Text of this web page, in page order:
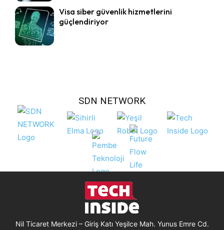
Visa siber güvenlik hizmetlerini
güçlendiriyor
SDN NETWORK
Nil Ticaret Merkezi – Giriş Katı Yeşilce Mah. Yunus Emre Cd.